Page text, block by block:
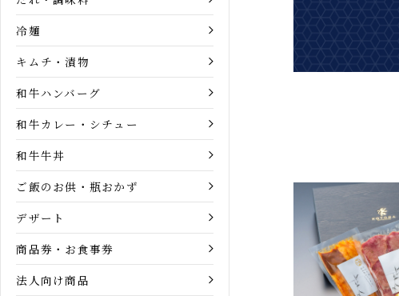
米沢牛焼肉・ステーキ肉
たれ・調味料
冷麺
キムチ・漬物
和牛ハンバーグ
和牛カレー・シチュー
和牛牛丼
ご飯のお供・瓶おかず
デザート